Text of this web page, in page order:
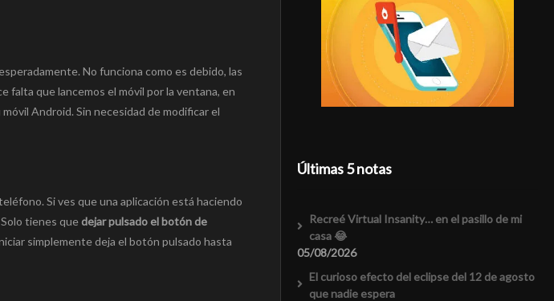
No funciona como es debido, las
falta que lancemos el móvil por la ventana, en
Android. Sin necesidad de modificar el
Si ves que una aplicación está haciendo
tienes quedejar pulsado el botón de
simplemente deja el botón pulsado hasta
Últimas 5 notas
Recreé Virtual Insanity… en el pasillo de mi
casa 😂
05/08/2026
El curioso efecto del eclipse del 12 de agosto
que nadie espera